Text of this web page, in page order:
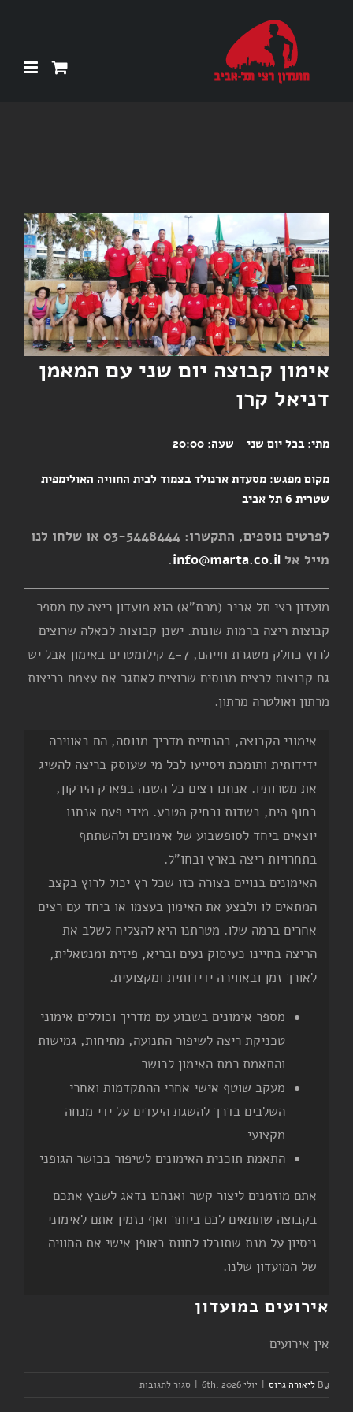
בתמונה
מוגדלת
אימון קבוצה יום שני עם המאמן
דניאל קרן
מתי: בכל יום שני שעה:
מקום מפגש: מסעדת ארנולד בצמוד לבית החוויה האולימפית
שטרית 6 תל אביב
לפרטים נוספים, התקשרו: 03-5448444 או שלחו לנו
מייל אל info@marta.co.il
.
מועדון רצי תל אביב (מרת"א) הוא מועדון ריצה עם מספר
קבוצות ריצה ברמות שונות. ישנן קבוצות לכאלה שרוצים
לרוץ כחלק משגרת חייהם, 4-7 קילומטרים באימון אבל יש
גם קבוצות לרצים מנוסים שרוצים לאתגר את עצמם בריצות
מרתון ואולטרה מרתון.
אימוני הקבוצה, בהנחיית מדריך מנוסה, הם באווירה
ידידותית ותומכת ויסייעו לכל מי שעוסק בריצה להשיג
את מטרותיו. אנחנו רצים כל השנה בפארק הירקון,
בחוף הים, בשדות ובחיק הטבע. מידי פעם אנחנו
יוצאים ביחד לסופשבוע של אימונים ולהשתתף
בתחרויות ריצה בארץ ובחו"ל.
האימונים בנויים בצורה כזו שכל רץ יכול לרוץ בקצב
המתאים לו ולבצע את האימון בעצמו או ביחד עם רצים
אחרים ברמה שלו. מטרתנו היא להצליח לשלב את
הריצה בחיינו כעיסוק נעים ובריא, פיזית ומנטאלית,
לאורך זמן ובאווירה ידידותית ומקצועית.
מספר אימונים בשבוע עם מדריך וכוללים אימוני
טכניקת ריצה לשיפור התנועה, מתיחות, גמישות
והתאמת רמת האימון לכושר
מעקב שוטף אישי אחרי ההתקדמות ואחרי
השלבים בדרך להשגת היעדים על ידי מנחה
מקצועי
התאמת תוכנית האימונים לשיפור בכושר הגופני
אתם מוזמנים ליצור קשר ואנחנו נדאג לשבץ אתכם
בקבוצה שתתאים לכם ביותר ואף נזמין אתם לאימוני
ניסיון על מנת שתוכלו לחוות באופן אישי את החוויה
של המועדון שלנו.
אירועים במועדון
אין אירועים
By ליאורה גרוס | יולי 6th, 2026 | סגור לתגובות